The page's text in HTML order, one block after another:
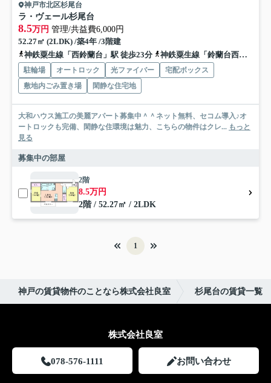
神戸市北区杉尾台
ラ・ヴェール杉尾台
8.5万円 管理/共益費6,000円
52.27㎡ (2LDK) /築4年 /3階建
神鉄粟生線「西鈴蘭台」駅 徒歩23分
神鉄粟生線「鈴蘭台西口」駅 徒歩22分
駐輪場 オートロック 光ファイバー
宅配ボックス
敷地内ごみ置き場
閑静な住宅地
大和ハウス施工の美麗アパート募集中＾＾ネット無料、セコム導入♪オ
ートロックも完備、閑静な住環境は魅力、こちらの物件はクレ... もっと
見る
募集中の部屋
2階
8.5万円
2階 / 52.27㎡ / 2LDK
1
神戸の賃貸物件のことなら株式会社良室 杉尾台の賃貸一覧
株式会社良室
078-576-1111 お問い合わせ